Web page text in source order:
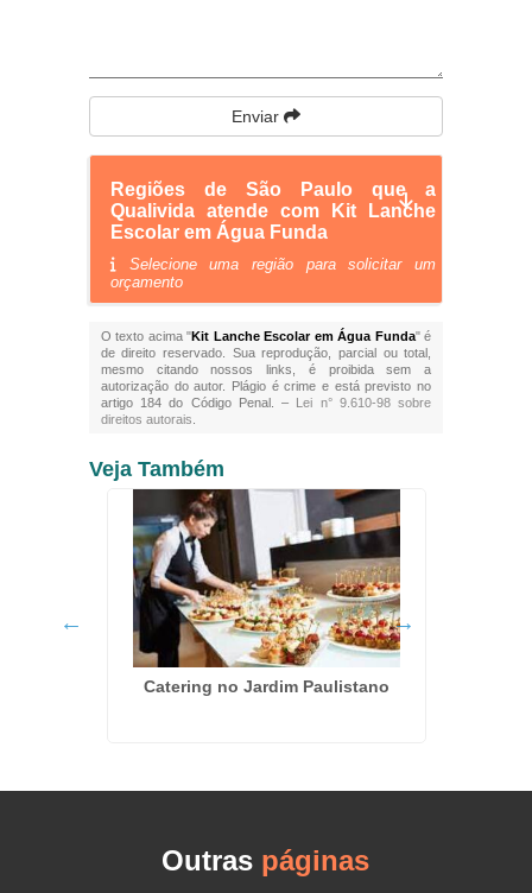
Enviar
Regiões de São Paulo que a
Qualivida atende com Kit Lanche
Escolar em Água Funda
Selecione uma região para solicitar um
orçamento
O texto acima "Kit Lanche Escolar em Água Funda" é
de direito reservado. Sua reprodução, parcial ou total,
mesmo citando nossos links, é proibida sem a
autorização do autor. Plágio é crime e está previsto no
artigo 184 do Código Penal. – Lei n° 9.610-98 sobre
direitos autorais
Veja Também
Catering no Jardim Paulistano
Outras páginas